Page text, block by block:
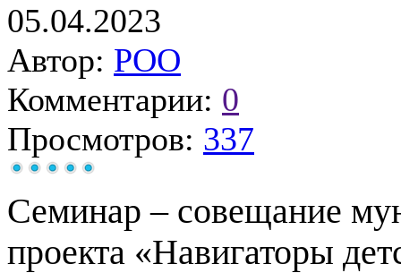
05.04.2023
Автор: РОО
Комментарии: 0
Просмотров: 337
Семинар – совещание
проекта «Навигаторы